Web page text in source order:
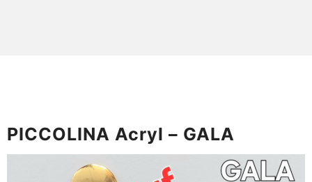
PICCOLINA Acryl – GALA